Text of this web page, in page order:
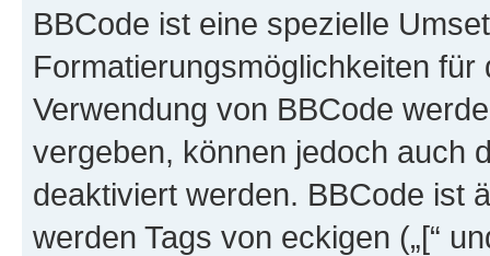
BBCode ist eine spezielle
Formatierungsmöglichkeiten
Verwendung von BBCode
vergeben, können jedoch auch
deaktiviert werden. BBCode ist
werden Tags von eckigen („[“